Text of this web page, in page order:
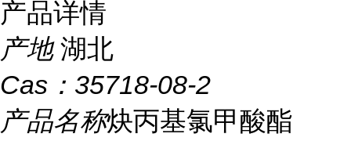
产品详情
产地 湖北
Cas： 35718-08-2
产品名称炔丙基氯甲酸酯